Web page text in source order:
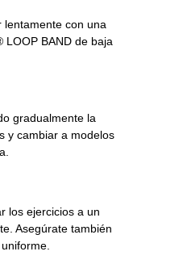
lentamente con una
LOOP BAND de baja
gradualmente la
y cambiar a modelos
los ejercicios a un
Asegúrate también